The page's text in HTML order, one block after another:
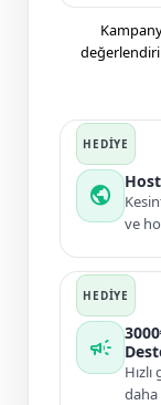
public
ve
campaign
daha